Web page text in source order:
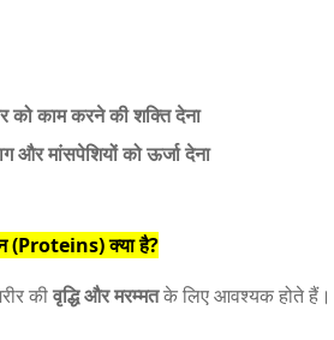
को काम करने की शक्ति देना
और मांसपेशियों को ऊर्जा देना
(Proteins) क्या है?
कीवृद्धि और मरम्मतके लिए आवश्यक होते हैं।